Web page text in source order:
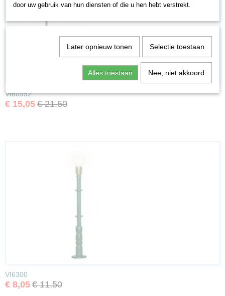
VI60992
€ 15,05 € 21,50
VI6300
€ 8,05 € 11,50
door uw gebruik van hun diensten of die u hen hebt verstrekt.
Later opnieuw tonen Selectie toestaan
Alles toestaan Nee, niet akkoord